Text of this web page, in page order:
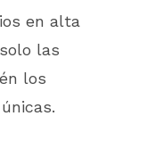
en alta
las
los